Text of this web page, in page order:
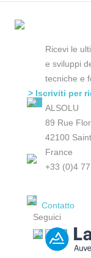
Ricevi le
e sviluppi
tecniche e
> Iscriviti per
ALSOLU
89 Rue
42100
France
+33 (0)4
Contatto
Seguici